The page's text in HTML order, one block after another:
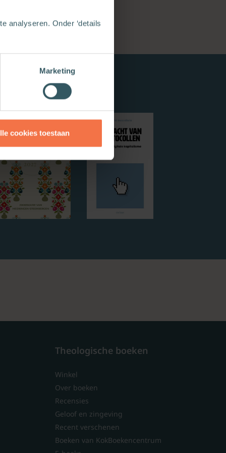
analyseren. Onder ‘details
Marketing
cookies toestaan
Theologische boeken
Winkel
Over boeken
Recensies
Geloof en zingeving
Recent verschenen
Boeken van KokBoekencentrum